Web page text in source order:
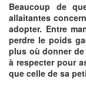
Beaucoup de
allaitantes
adopter. Entre
perdre le poids
plus où donner
à respecter pour
que celle de sa